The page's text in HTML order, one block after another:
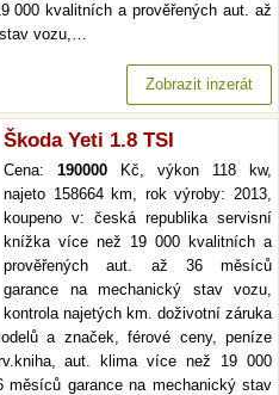
000 kvalitních a prověřených aut. až
vozu,…
Zobrazit inzerát
Škoda Yeti 1.8 TSI
Cena: 190000 Kč, výkon 118 kw,
najeto 158664 km, rok výroby: 2013,
koupeno v: česká republika servisní
knížka více než 19 000 kvalitních a
prověřených aut. až 36 měsíců
garance na mechanický stav vozu,
kontrola najetých km. doživotní záruka
a značek, férové ceny, peníze
aut. klima více než 19 000
měsíců garance na mechanický stav